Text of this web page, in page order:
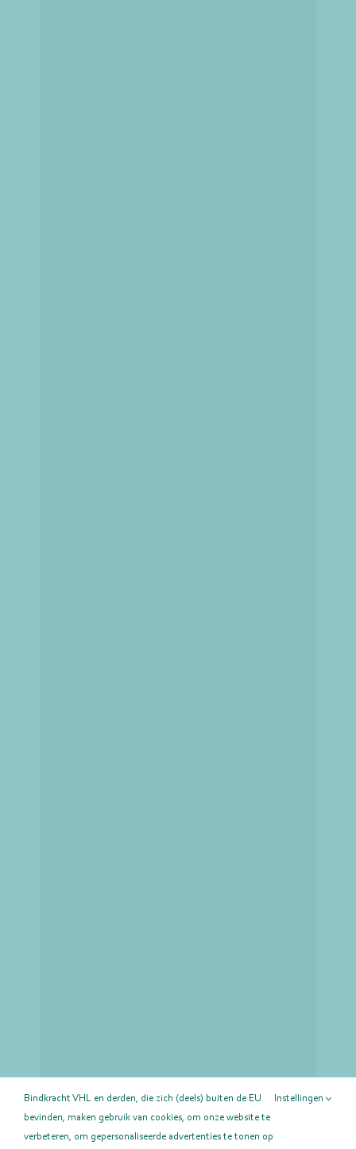
Bindkracht VHL en derden, die zich (deels) buiten de EU
bevinden, maken gebruik van cookies, om onze website te
verbeteren, om gepersonaliseerde advertenties te tonen op
Instellingen